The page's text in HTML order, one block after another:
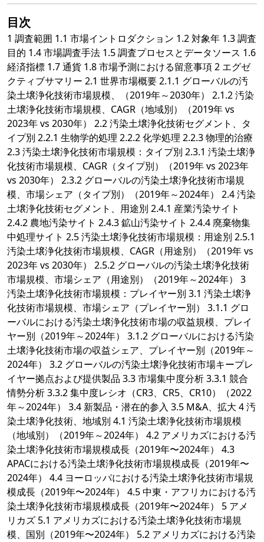
目次
1 調査範囲 1.1 市場イントロダクション 1.2 対象年 1.3 調査
目的 1.4 市場調査手法 1.5 調査プロセスとデータソース 1.6
経済指標 1.7 通貨 1.8 市場予測における留意事項 2 エグゼ
クティブサマリー 2.1 世界市場概要 2.1.1 グローバルの汚
染土壌浄化技術市場規模、（2019年～2030年） 2.1.2 汚染
土壌浄化技術市場規模、CAGR（地域別）（2019年 vs
2023年 vs 2030年） 2.2 汚染土壌浄化技術セグメント、タ
イプ別 2.2.1 生物学的処理 2.2.2 化学処理 2.2.3 物理的治療
2.3 汚染土壌浄化技術市場規模：タイプ別 2.3.1 汚染土壌浄
化技術市場規模、CAGR（タイプ別）（2019年 vs 2023年
vs 2030年） 2.3.2 グローバルの汚染土壌浄化技術市場規
模、市場シェア（タイプ別）（2019年～2024年） 2.4 汚染
土壌浄化技術セグメント、用途別 2.4.1 産業汚染サイト
2.4.2 農地汚染サイト 2.4.3 鉱山汚染サイト 2.4.4 廃棄物集
中処理サイト 2.5 汚染土壌浄化技術市場規模：用途別 2.5.1
汚染土壌浄化技術市場規模、CAGR（用途別）（2019年 vs
2023年 vs 2030年） 2.5.2 グローバルの汚染土壌浄化技術
市場規模、市場シェア（用途別）（2019年～2024年） 3
汚染土壌浄化技術市場規模：プレイヤー別 3.1 汚染土壌浄
化技術市場規模、市場シェア（プレイヤー別） 3.1.1 グロ
ーバルにおける汚染土壌浄化技術市場の収益規模、プレイ
ヤー別（2019年～2024年） 3.1.2 グローバルにおける汚染
土壌浄化技術市場の収益シェア、プレイヤー別（2019年～
2024年） 3.2 グローバルの汚染土壌浄化技術市場キープレ
イヤー拠点および提供製品 3.3 市場集中度分析 3.3.1 競合
情勢分析 3.3.2 集中度レシオ（CR3、CR5、CR10）（2022
年～2024年） 3.4 新製品・潜在的参入 3.5 M&A、拡大 4 汚
染土壌浄化技術、地域別 4.1 汚染土壌浄化技術市場規模
（地域別）（2019年～2024年） 4.2 アメリカズにおける汚
染土壌浄化技術市場規模成長（2019年〜2024年） 4.3
APACにおける汚染土壌浄化技術市場規模成長（2019年〜
2024年） 4.4 ヨーロッパにおける汚染土壌浄化技術市場規
模成長（2019年〜2024年） 4.5 中東・アフリカにおける汚
染土壌浄化技術市場規模成長（2019年〜2024年） 5 アメ
リカズ 5.1 アメリカズにおける汚染土壌浄化技術市場規
模、国別（2019年〜2024年） 5.2 アメリカズにおける汚染